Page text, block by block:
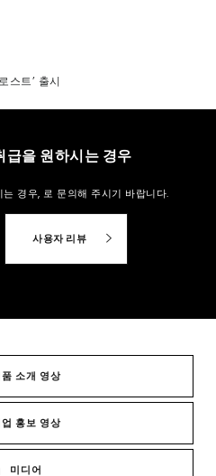
스트’ 출시
급을 원하시는 경우
는 경우, 로 문의해 주시기 바랍니다.
사용자 리뷰
소개 영상
홍보 영상
미디어